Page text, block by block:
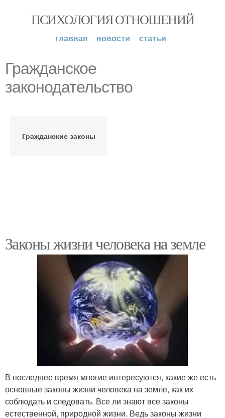
ПСИХОЛОГИЯ ОТНОШЕНИЙ
главная новости статьи
Гражданское
законодательство
Гражданские законы
Законы жизни человека на земле
В последнее время многие интересуются, какие же есть
основные законы жизни человека на земле, как их
соблюдать и следовать. Все ли знают все законы
естественной, природной жизни. Ведь законы жизни